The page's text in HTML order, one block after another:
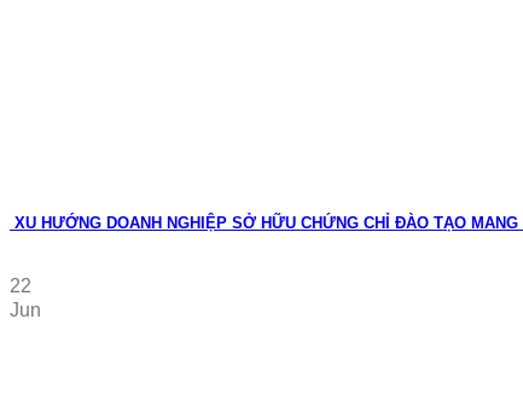
XU HƯỚNG DOANH NGHIỆP SỞ HỮU CHỨNG CHỈ ĐÀO TẠO
22
Jun